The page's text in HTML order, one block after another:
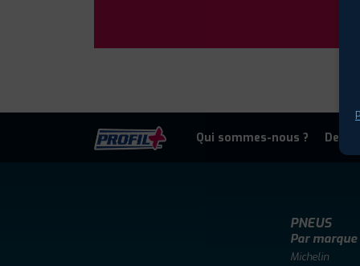
Qui sommes-nous ?
PNEUS
Par marque
Michelin